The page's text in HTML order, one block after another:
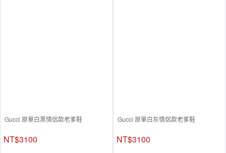
Gucci 原單白黑情侶款老爹鞋
NT$3100
Gucci 原單白灰情侶款老爹鞋
NT$3100